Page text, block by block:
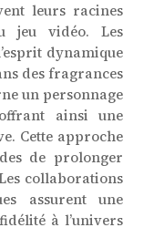
leurs racines
jeu vidéo. Les
dynamique
des fragrances
un personnage
ainsi une
Cette approche
de prolonger
collaborations
assurent une
à l’univers